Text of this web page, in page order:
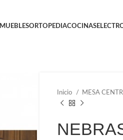
MUEBLESORTOPEDIACOCINAS
Inicio MESA